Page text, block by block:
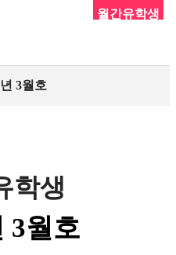
3월호
학생
월간유학생
3월호